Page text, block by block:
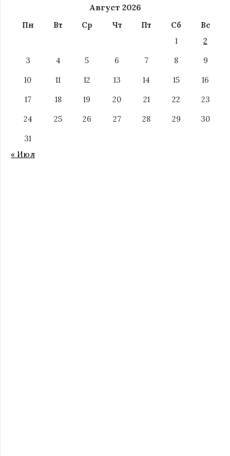
Август 2026
Пн Вт Ср Чт Пт Сб
Вс
1
2
3
4 5 6 7 8
9
10
11 12 13 14 15
16
17
18 19 20 21 22
23
24
25 26 27 28 29
30
31
« Июл